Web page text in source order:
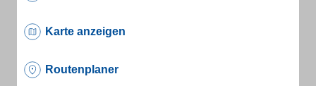
Karte anzeigen
Routenplaner